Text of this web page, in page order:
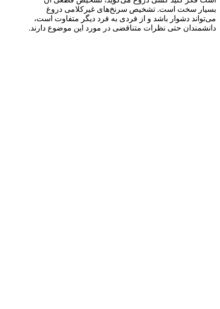
بسیار سخت است. تشخیص سرنخ‌های غیرکلامی دروغ
می‌تواند دشوار باشد و از فردی به فرد دیگر متفاوت است،
دانشمندان حتی نظرات متناقضی در مورد این موضوع دارند.